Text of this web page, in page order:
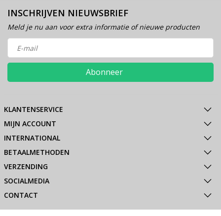
INSCHRIJVEN NIEUWSBRIEF
Meld je nu aan voor extra informatie of nieuwe producten
Abonneer
KLANTENSERVICE
MIJN ACCOUNT
INTERNATIONAL
BETAALMETHODEN
VERZENDING
SOCIALMEDIA
CONTACT